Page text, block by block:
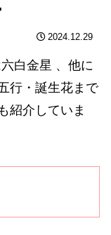
2024.12.29
白金星 、他に
行・誕生花まで
紹介していま